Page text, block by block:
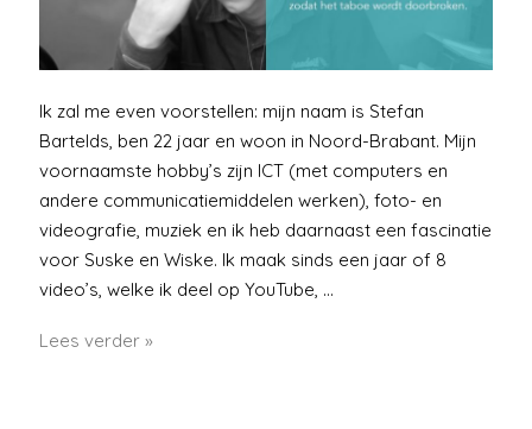
Ik zal me even voorstellen: mijn naam is Stefan
Bartelds, ben 22 jaar en woon in Noord-Brabant. Mijn
voornaamste hobby’s zijn ICT (met computers en
andere communicatiemiddelen werken), foto- en
videografie, muziek en ik heb daarnaast een fascinatie
voor Suske en Wiske. Ik maak sinds een jaar of 8
video’s, welke ik deel op YouTube, …
Hoe
Lees verder »